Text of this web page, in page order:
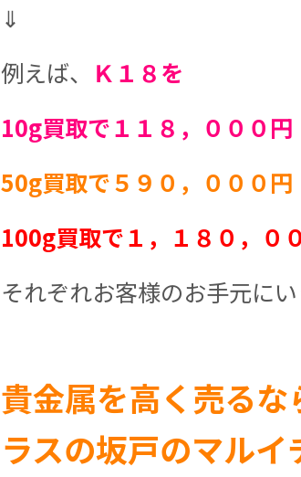
⇓
例えば、
Ｋ１８を
10g買取で１１８，０００円
50g買取で５９０，０００円
100g買取で１，１８０，０
それぞれお客様のお手元に
貴金属を高く売る
ラスの坂戸のマルイ